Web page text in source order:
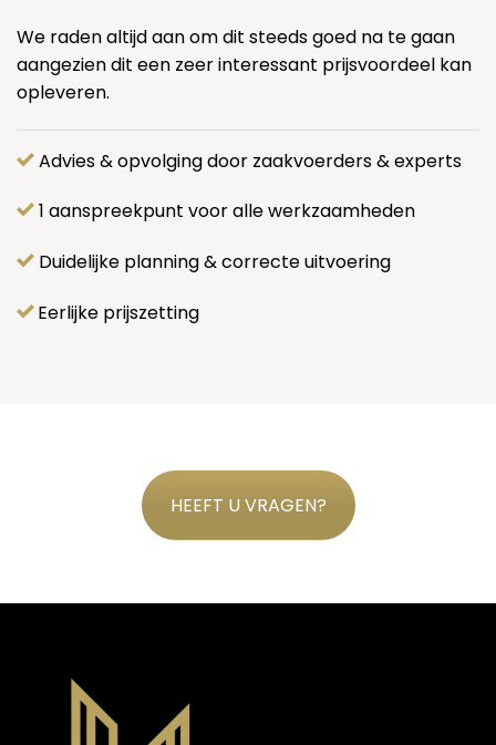
We raden altijd aan om dit steeds goed na te gaan
aangezien dit een zeer interessant prijsvoordeel kan
opleveren.
Advies & opvolging door zaakvoerders & experts
1 aanspreekpunt voor alle werkzaamheden
Duidelijke planning & correcte uitvoering
Eerlijke prijszetting
HEEFT U VRAGEN?